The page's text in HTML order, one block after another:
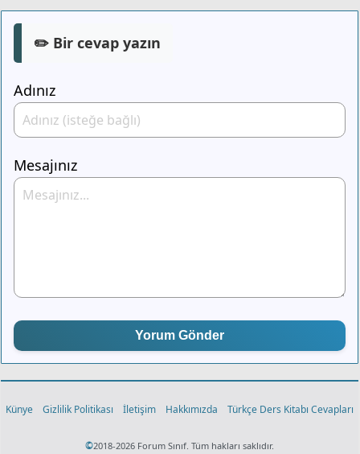
✏️ Bir cevap yazın
Adınız
Mesajınız
Yorum Gönder
Künye Gizlilik Politikası İletişim Hakkımızda Türkçe Ders Kitabı Cevapları
©2018-2026 Forum Sınıf. Tüm hakları saklıdır.